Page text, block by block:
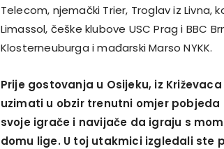
Telecom, njemački Trier, Troglav iz Livna,
Limassol, češke klubove USC Prag i BBC
Klosterneuburga i mađarski Marso NYKK.
Prije gostovanja u Osijeku, iz
uzimati u obzir trenutni omjer pobjeda
svoje igrače i navijače da igraju s
domu lige. U toj utakmici izgledali ste